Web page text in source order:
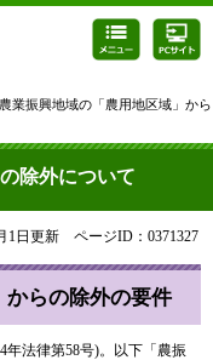
業振興地域の「農用地区域」から
除外について
1日更新 ページID：0371327
からの除外​の要件
法律第58号)。以下「農振